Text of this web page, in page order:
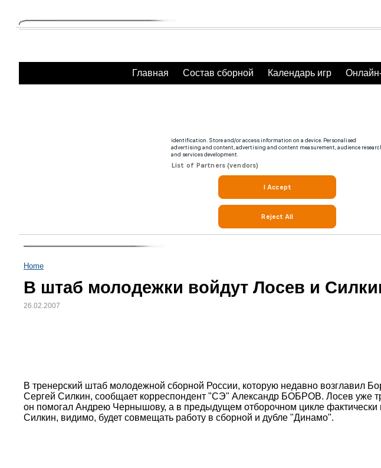
Главная Состав сборной Календарь игр
Home
В штаб молодежки войдут Лосев и
26.02.2007
В тренерский штаб молодежной сборной России, которую недавно возглавил
Сергей Силкин, сообщает корреспондент "СЭ" Александр БОБРОВ. Лосев уже
он помогал Андрею Чернышову, а в предыдущем отборочном цикле фактически
Силкин, видимо, будет совмещать работу в сборной и дубле "Динамо".